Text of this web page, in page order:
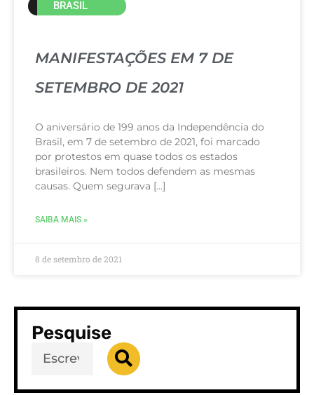
BRASIL
MANIFESTAÇÕES EM 7 DE
SETEMBRO DE 2021
O aniversário de 199 anos da Independência do
Brasil, em 7 de setembro de 2021, foi marcado
por protestos em quase todos os estados
brasileiros. Nem todos defendem as mesmas
causas. Quem segurava […]
SAIBA MAIS »
8 de setembro de 2021
Pesquise